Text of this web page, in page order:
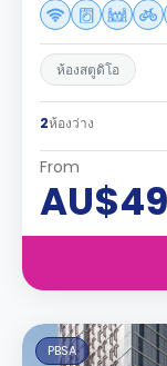
ห้องสตูดิโอ
2ห้องว่าง
From
PBSA